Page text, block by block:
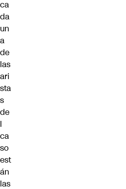
ca
da
un
a
de
las
ari
sta
s
de
l
ca
so
est
án
las